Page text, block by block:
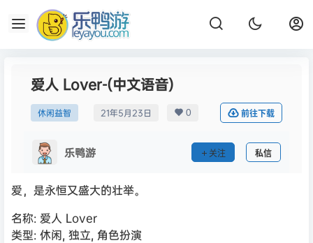
爱人 Lover-(中文语音)
休闲益智 21年5月23日 0 前往下载
乐鸭游 关注 私信
爱，是永恒又盛大的壮举。
名称: 爱人 Lover
类型: 休闲, 独立, 角色扮演